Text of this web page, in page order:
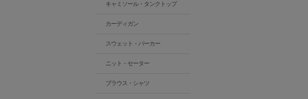
キャミソール・タンクトップ
カーディガン
スウェット・パーカー
ニット・セーター
ブラウス・シャツ